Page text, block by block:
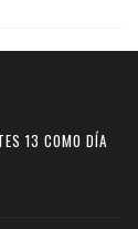
13 COMO DÍA